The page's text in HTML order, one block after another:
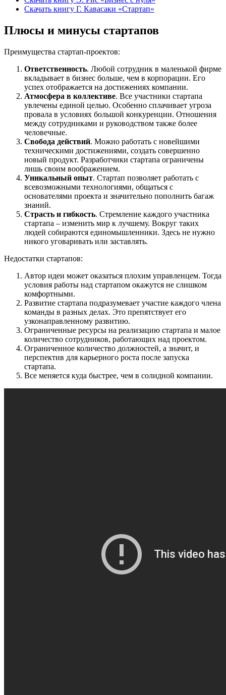
Скачать книгу Г. Кавасаки «Стартап»
Плюсы и минусы стартапов
Преимущества стартап-проектов:
Ответственность. Любой сотрудник в маленькой фирме
вкладывает в бизнес больше, чем в корпорации. Его
успех отображается на достижениях компании.
Атмосфера в коллективе. Все участники стартапа
увлечены единой целью. Особенно сплачивает угроза
провала в условиях большой конкуренции. Отношения
между сотрудниками и руководством также более
человечные.
Свобода действий. Можно работать с новейшими
техническими достижениями, создать совершенно
новый продукт. Разработчики стартапа ограничены
лишь своим воображением.
Уникальный опыт. Стартап позволяет работать с
всевозможными технологиями, общаться с
основателями проекта и значительно пополнить багаж
знаний.
Страсть и гибкость. Стремление каждого участника
стартапа – изменить мир к лучшему. Вокруг таких
людей собираются единомышленники. Здесь не нужно
никого уговаривать или заставлять.
Недостатки стартапов:
Автор идеи может оказаться плохим управленцем. Тогда
условия работы над стартапом окажутся не слишком
комфортными.
Развитие стартапа подразумевает участие каждого члена
команды в разных делах. Это препятствует его
узконаправленному развитию.
Ограниченные ресурсы на реализацию стартапа и малое
количество сотрудников, работающих над проектом.
Ограниченное количество должностей, а значит, и
перспектив для карьерного роста после запуска
стартапа.
Все меняется куда быстрее, чем в солидной компании.